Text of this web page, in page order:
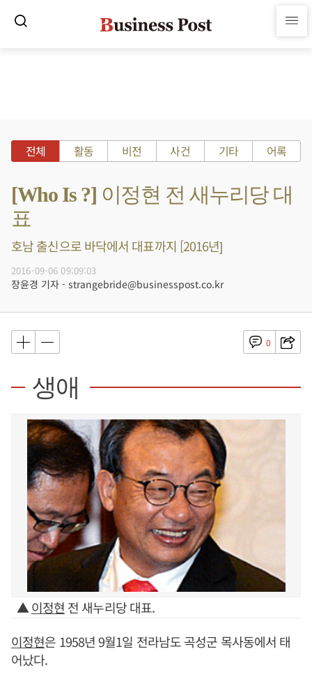
전체 활동 비전 사건 기타 어록
[Who Is ?] 이정현 전 새누리당 대
표
호남 출신으로 바닥에서 대표까지 [2016년]
2016-09-06 09:09:03
장윤경 기자 - strangebride@businesspost.co.kr
0
생애
▲이정현 전 새누리당 대표.
이정현은 1958년 9월1일 전라남도 곡성군 목사동에서 태
어났다.